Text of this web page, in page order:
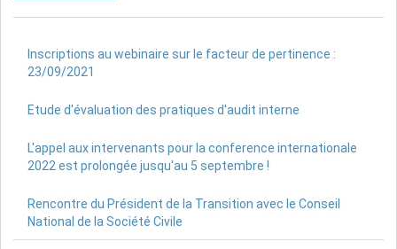
Inscriptions au webinaire sur le facteur de pertinence :
23/09/2021
Etude d'évaluation des pratiques d'audit interne
L'appel aux intervenants pour la conference internationale
2022 est prolongée jusqu'au 5 septembre !
Rencontre du Président de la Transition avec le Conseil
National de la Société Civile